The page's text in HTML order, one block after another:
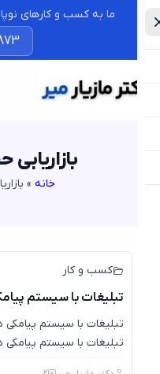
ما به کسب و کارهای نوپا
بازاریابی
»بازاریابی
کسب و کار
تبلیغات با سیستم پیامکی
تبلیغات با سیستم پیامکی در
تبلیغات با سیستم پیامکی در ...